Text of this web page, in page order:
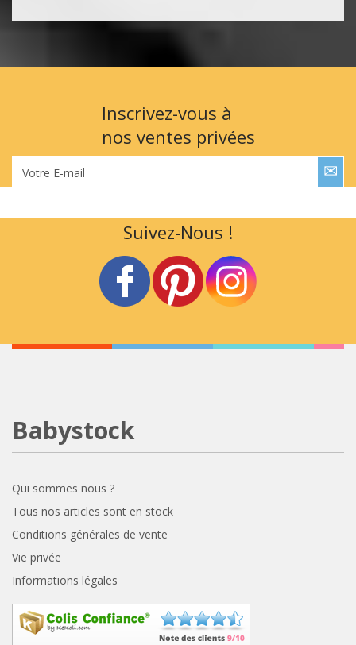
Inscrivez-vous à
nos ventes privées
Votre E-mail
Suivez-Nous !
Babystock
Qui sommes nous ?
Tous nos articles sont en stock
Conditions générales de vente
Vie privée
Informations légales